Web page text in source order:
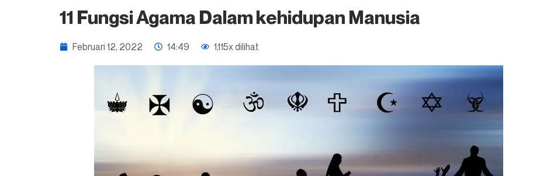
11 Fungsi Agama Dalam kehidupan Manusia
Februari 12, 2022 14:49 1,115x dilihat